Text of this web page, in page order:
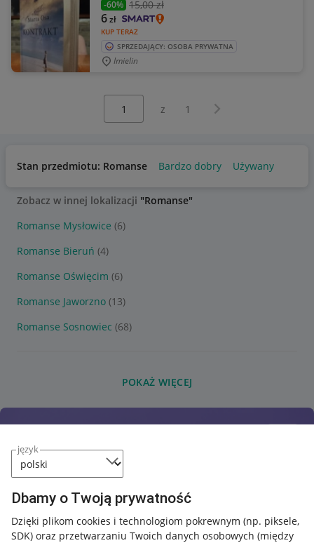
język
Dbamy o Twoją prywatność
Dzięki plikom cookies i technologiom pokrewnym (np. piksele,
SDK) oraz przetwarzaniu Twoich danych osobowych (między
-60% 15,00 zł
KUP TERAZ
6zł
SPRZEDAJĄCY: OSOBA PRYWATNA
Imielin
z 1 Następna strona
Stan przedmiotu: Romanse Bardzo dobry Używany
Zobacz w innej lokalizacji "Romanse"
Romanse Mysłowice (6)
Romanse Bieruń (4)
Romanse Oświęcim (6)
Romanse Jaworzno (13)
Romanse Sosnowiec (68)
POKAŻ WIĘCEJ